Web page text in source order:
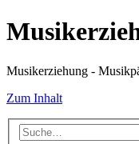
Musikerziehung -
Zum Inhalt